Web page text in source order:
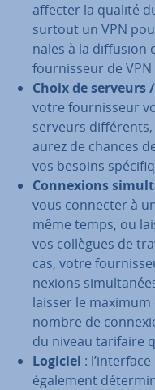
affecter la qualité
surtout un VPN
nales à la diffusion
four­nis­seur de
Choixde serveurs
votre four­nis­seur
serveurs
aurez de chances
vos besoins
Con­nexions
vous connecter à
même temps, ou
vos collègues de
cas, votre
nexions
laisser le
nombre de
du niveau tarifaire
Logiciel :
également